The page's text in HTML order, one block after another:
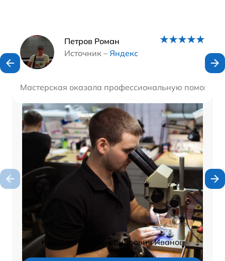
Петров Роман
Источник – Яндекс
Мастерская оказала профессиональную помощь в
Наши мастера
Константин Александрович Иванов